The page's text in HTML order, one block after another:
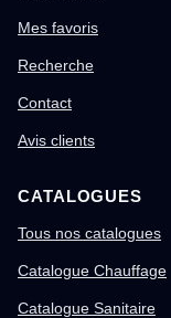
Mes favoris
Recherche
Contact
Avis clients
CATALOGUES
Tous nos catalogues
Catalogue Chauffage
Catalogue Sanitaire